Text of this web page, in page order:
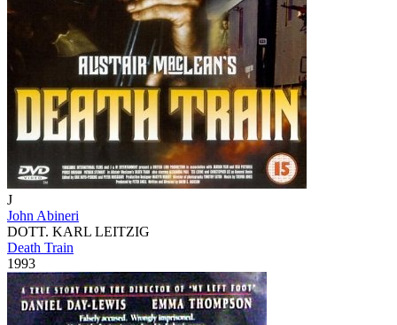
J
John Abineri
DOTT. KARL LEITZIG
Death Train
1993